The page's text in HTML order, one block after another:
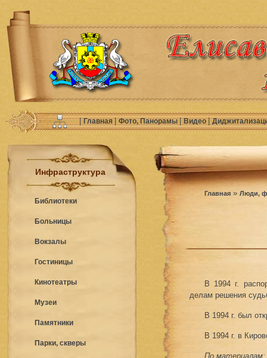
|Главная|Фото, Панорамы|Видео|
Инфраструктура
Библиотеки
Больницы
Вокзалы
Гостиницы
Кинотеатры
Музеи
Памятники
Парки, скверы
Главная » Люди,
В 1994 г.
делам решения
В 1994 г. был
В 1994 г. в
По материалам: